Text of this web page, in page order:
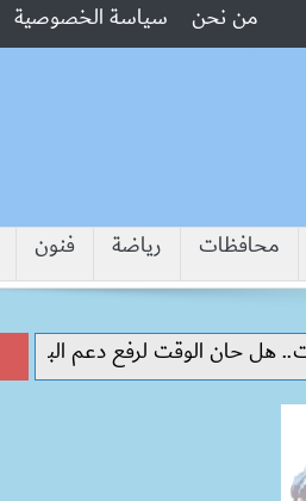
من نحن سياسة الخصوصية
محافظات رياضة
فنون